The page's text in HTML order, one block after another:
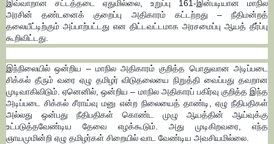
இவ்வாறான சட்டத்தடை ஏதுமில்லை, உறுப்பு 161-இன்படியான மாநில
அரசின் தண்டனைக் குறைப்பு அதிகாரம் கட்டற்றது – நீதிமன்றத்
தலையீட்டிற்கும் அப்பாற்பட்டது என திட்டவட்டமாக அரசமைப்பு ஆயத் தீர்ப்பு
கூறிவிட்டது.
இந்நிலையில் ஒன்றிய – மாநில அதிகாரம் குறித்த பொதுவான அடிப்படை
சிக்கல் தீரும் வரை ஏழு தமிழர் விடுதலையை நிறுத்தி வைப்பது தவறான
முடிவாகிவிடும். ஏனெனில், ஒன்றிய – மாநில அதிகாரப் பகிர்வு குறித்த இந்த
அடிப்படை சிக்கல் சீராய்வு மனு என்ற நிலையைத் தாண்டி, ஏழு நீதிபதிகள்
அல்லது ஒன்பது நீதிபதிகள் கொண்ட முழு ஆயத்தின் ஆய்வுக்கு
உட்படுத்தவேண்டிய தேவை எழக்கூடும். அது முடிகிறவரை, எந்த
ஞாயமுமின்றி ஏழு தமிழர்கள் சிறையில் வாட வேண்டிய அவசியமில்லை.